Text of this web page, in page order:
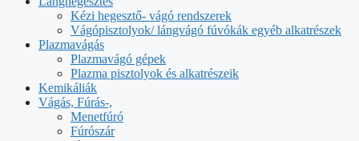
Kézi hegesztő- vágó rendszerek
Vágópisztolyok/ lángvágó fúvókák egyéb alkatrészek
Plazmavágás
Plazmavágó gépek
Plazma pisztolyok és alkatrészeik
Kemikáliák
Vágás, Fúrás-,
Menetfúró
Fúrószár